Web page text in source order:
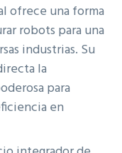
ofrece una forma
robots para una
industrias. Su
la
para
en